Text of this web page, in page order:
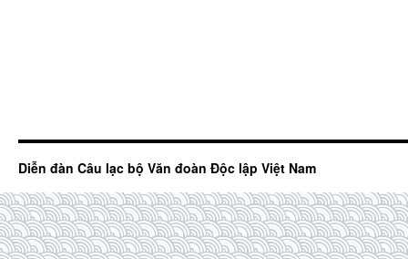
Diễn đàn Câu lạc bộ Văn đoàn Độc lập Việt Nam